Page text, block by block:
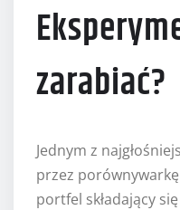
zarabiać?
Jednym z
przez
portfel składający